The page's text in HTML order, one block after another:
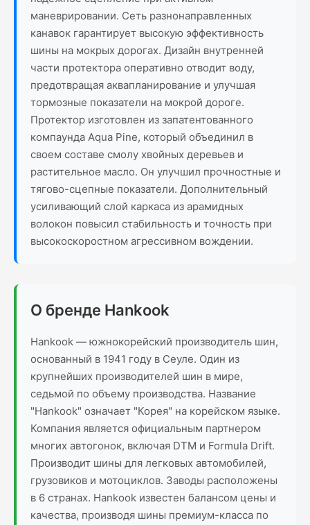
маневрировании. Сеть разнонаправленных
канавок гарантирует высокую эффективность
шины на мокрых дорогах. Дизайн внутренней
части протектора оперативно отводит воду,
предотвращая аквапланирование и улучшая
тормозные показатели на мокрой дороге.
Протектор изготовлен из запатентованного
компаунда Aqua Pine, который объединил в
своем составе смолу хвойных деревьев и
растительное масло. Он улучшил прочностные и
тягово-сцепные показатели. Дополнительный
усиливающий слой каркаса из арамидных
волокон повысил стабильность и точность при
высокоскоростном агрессивном вождении.
О бренде Hankook
Hankook — южнокорейский производитель шин,
основанный в 1941 году в Сеуле. Один из
крупнейших производителей шин в мире,
седьмой по объему производства. Название
"Hankook" означает "Корея" на корейском языке.
Компания является официальным партнером
многих автогонок, включая DTM и Formula Drift.
Производит шины для легковых автомобилей,
грузовиков и мотоциклов. Заводы расположены
в 6 странах. Hankook известен балансом цены и
качества, производя шины премиум-класса по